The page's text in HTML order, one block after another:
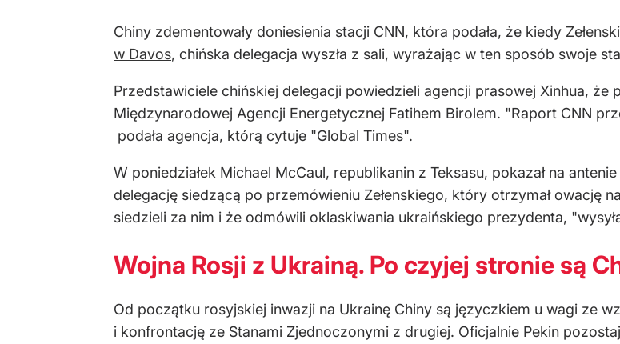
Chiny zdementowały doniesienia stacji CNN, która podała, że kiedy
w Davos, chińska delegacja wyszła z sali, wyrażając w ten sposób swoje
Przedstawiciele chińskiej delegacji powiedzieli agencji prasowej Xinhua, że
Międzynarodowej Agencji Energetycznej Fatihem Birolem. "Raport CNN
podała agencja, którą cytuje "Global Times".
W poniedziałek Michael McCaul, republikanin z Teksasu, pokazał na
delegację siedzącą po przemówieniu Zełenskiego, który otrzymał owację
siedzieli za nim i że odmówili oklaskiwania ukraińskiego prezydenta,
Wojna Rosji z Ukrainą. Po czyjej stronie są
Od początku rosyjskiej inwazji na Ukrainę Chiny są języczkiem u wagi ze
i konfrontację ze Stanami Zjednoczonymi z drugiej. Oficjalnie Pekin